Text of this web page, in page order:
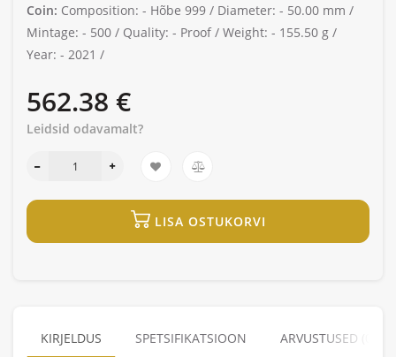
Coin: Composition: - Hõbe 999 / Diameter: - 50.00 mm /
Mintage: - 500 / Quality: - Proof / Weight: - 155.50 g /
Year: - 2021 /
562.38 €
Leidsid odavamalt?
LISA OSTUKORVI
KIRJELDUS SPETSIFIKATSIOON ARVUSTUSED (0)